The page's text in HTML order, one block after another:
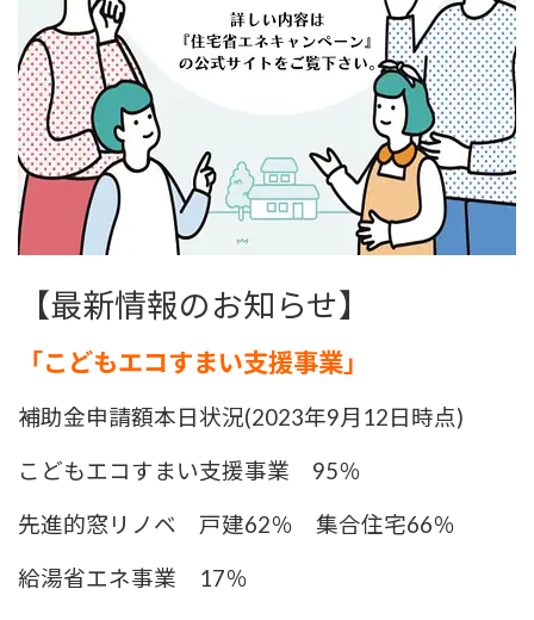
【最新情報のお知らせ】
「こどもエコすまい支援事業」
補助金申請額本日状況(2023年9月12日時点)
こどもエコすまい支援事業 95％
先進的窓リノベ 戸建62％ 集合住宅66％
給湯省エネ事業 17％